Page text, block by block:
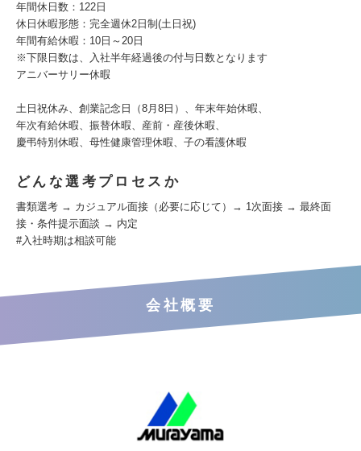
年間休日数：122日
休日休暇形態：完全週休2日制(土日祝)
年間有給休暇：10日～20日
※下限日数は、入社半年経過後の付与日数となります
アニバーサリー休暇
土日祝休み、創業記念日（8月8日）、年末年始休暇、
年次有給休暇、振替休暇、産前・産後休暇、
慶弔特別休暇、母性健康管理休暇、子の看護休暇
どんな選考プロセスか
書類選考 → カジュアル面接（必要に応じて）→ 1次面接 → 最終面
接・条件提示面談 → 内定
#入社時期は相談可能
会社概要